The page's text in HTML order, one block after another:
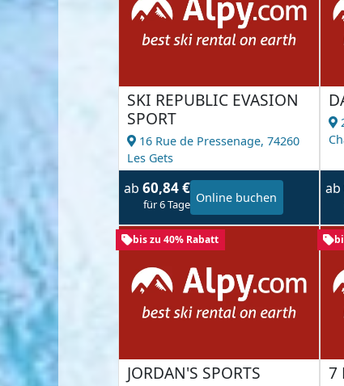
SKI REPUBLIC EVASION
SPORT
16 Rue de Pressenage, 74260
Les Gets
ab 60,84 €
für 6 Tage Online buchen
ab
bis zu 40% Rabatt
JORDAN'S SPORTS 7